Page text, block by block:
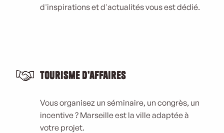
d'inspirations et d'actualités vous est dédié.
Tourisme d'affaires
Vous organisez un séminaire, un congrès, un
incentive ? Marseille est la ville adaptée à
votre projet.